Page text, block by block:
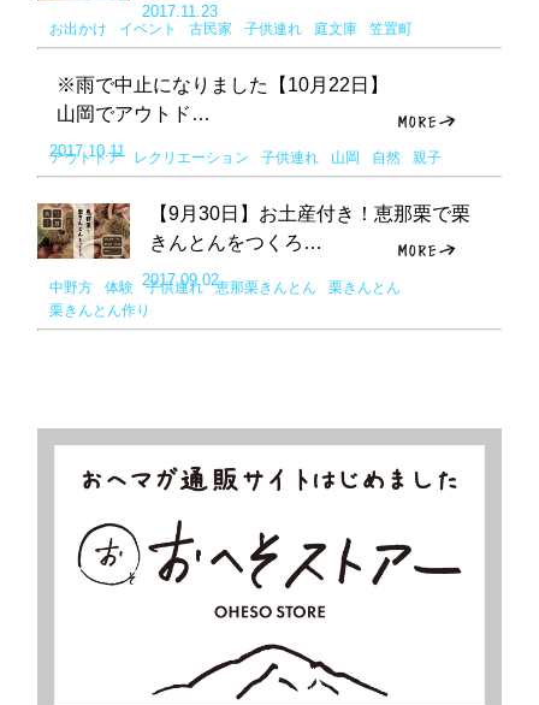
2017.11.23
お出かけ イベント 古民家 子供連れ 庭文庫 笠置町
※雨で中止になりました【10月22日】
山岡でアウトド…
2017.10.11
アウトドア レクリエーション 子供連れ 山岡 自然 親子
【9月30日】お土産付き！恵那栗で栗
きんとんをつくろ…
2017.09.02
中野方 体験 子供連れ 恵那栗きんとん
栗きんとん
栗きんとん作り